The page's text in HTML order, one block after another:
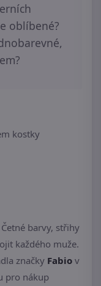
oblíbené?
barvy, střihy
každého muže.
značky Fabio v
pro nákup